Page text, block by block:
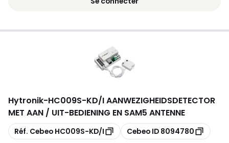
Hytronik-HC009S-KD/I AANWEZIGHEIDSDETECTOR
MET AAN / UIT-BEDIENING EN SAM5 ANTENNE
Copier
Réf. Cebeo HC009S-KD/I Copier
Cebeo ID 8094780